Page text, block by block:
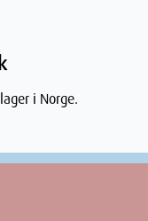
i Norge.